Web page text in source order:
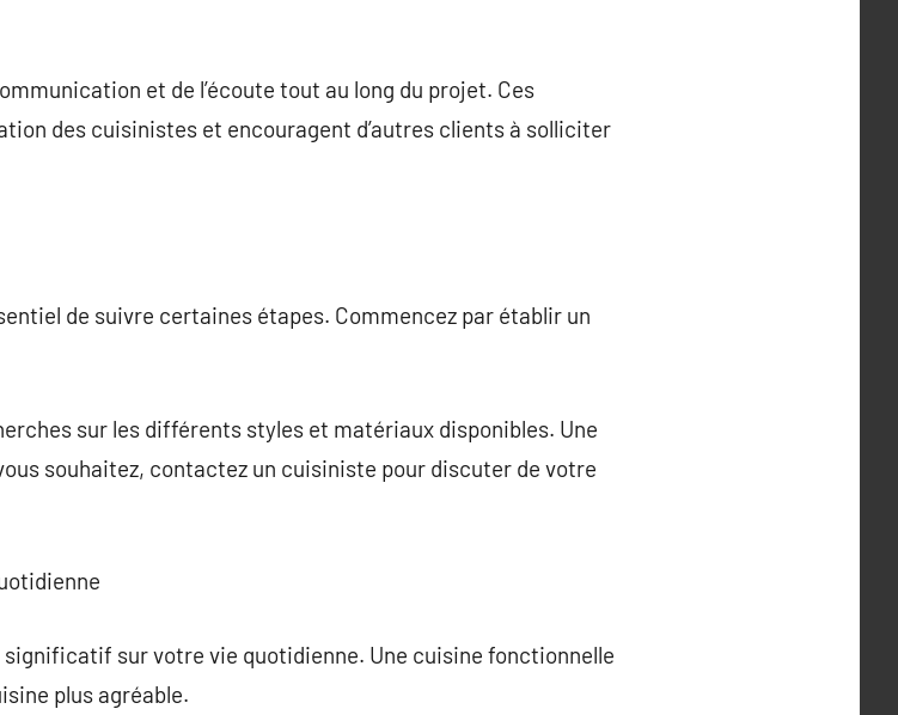
et de l’écoute tout au long du projet. Ces
des cuisinistes et encouragent d’autres clients à solliciter
de suivre certaines étapes. Commencez par établir un
sur les différents styles et matériaux disponibles. Une
souhaitez, contactez un cuisiniste pour discuter de votre
significatif sur votre vie quotidienne. Une cuisine fonctionnelle
plus agréable.